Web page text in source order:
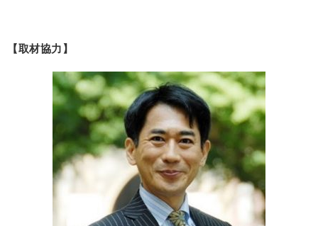
【取材協力】